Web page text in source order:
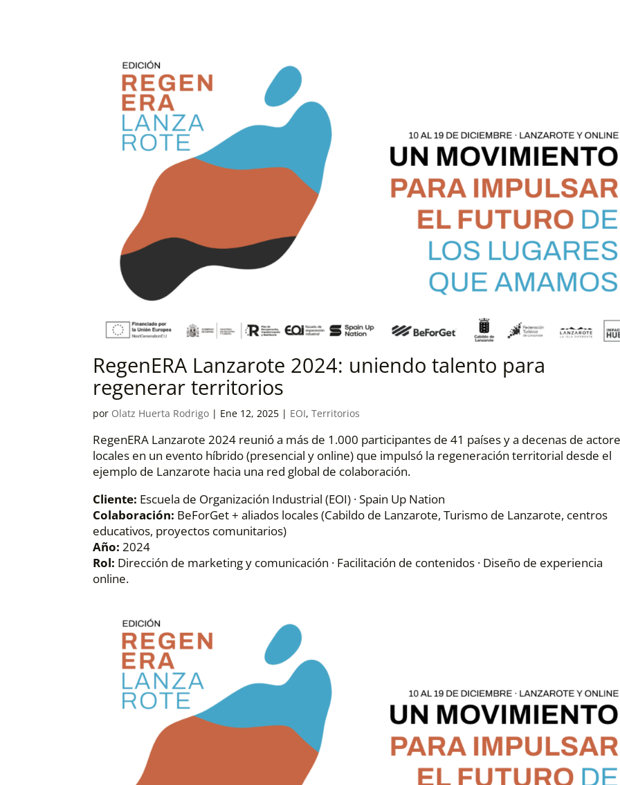
RegenERA Lanzarote 2024: uniendo talento para
regenerar territorios
por Olatz Huerta Rodrigo | Ene 12, 2025 | EOI,Territorios
RegenERA Lanzarote 2024 reunió a más de 1.000 participantes de 41 países y a decenas de
locales en un evento híbrido (presencial y online) que impulsó la regeneración territorial desde el
ejemplo de Lanzarote hacia una red global de colaboración.
Cliente: Escuela de Organización Industrial (EOI) · Spain Up Nation
Colaboración: BeForGet + aliados locales (Cabildo de Lanzarote, Turismo de Lanzarote, centros
educativos, proyectos comunitarios)
Año: 2024
Rol: Dirección de marketing y comunicación · Facilitación de contenidos · Diseño de experiencia
online.